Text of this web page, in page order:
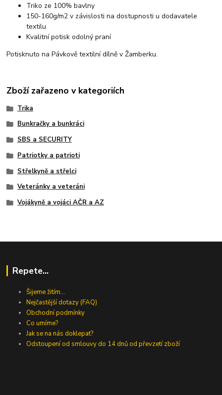
Triko ze 100% bavlny
150-160g/m2 v závislosti na dostupnosti u dodavatele
textilu
Kvalitní potisk odolný praní
Potisknuto na Pávkově textilní dílně v Žamberku.
Zboží zařazeno v kategoriích
Trika
Bunkračky a bunkráci
SBS a SECURITY
Patriotky a patrioti
Střelkyně a střelci
Veteránky a veteráni
Vojákyně a vojáci AČR a AZ
Repete...
Šijeme žitím...
Nejčastější dotazy (FAQ)
Obchodní podmínky
Co umíme?
Jak se na nás doklepat?
Odstoupení od smlouvy do 14 dnů od převzetí zboží